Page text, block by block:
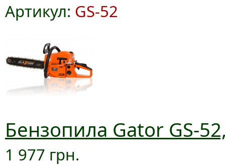
Артикул: GS-52
Бензопила Gator GS-
1 977 грн.